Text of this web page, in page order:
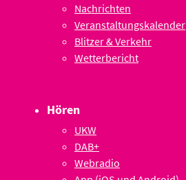
Nachrichten
Veranstaltungskalender
Blitzer & Verkehr
Wetterbericht
Hören
UKW
DAB+
Webradio